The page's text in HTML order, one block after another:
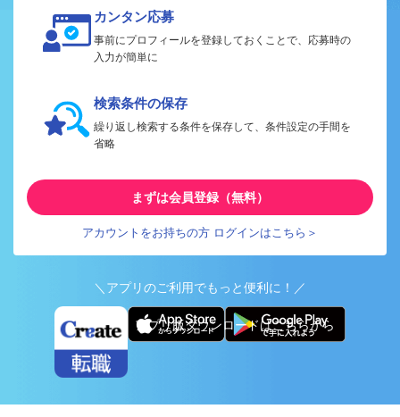
カンタン応募
事前にプロフィールを登録しておくことで、応募時の
入力が簡単に
検索条件の保存
繰り返し検索する条件を保存して、条件設定の手間を
省略
まずは会員登録（無料）
アカウントをお持ちの方 ログインはこちら＞
＼アプリのご利用でもっと便利に！／
アプリ版ダウンロードはこちらから